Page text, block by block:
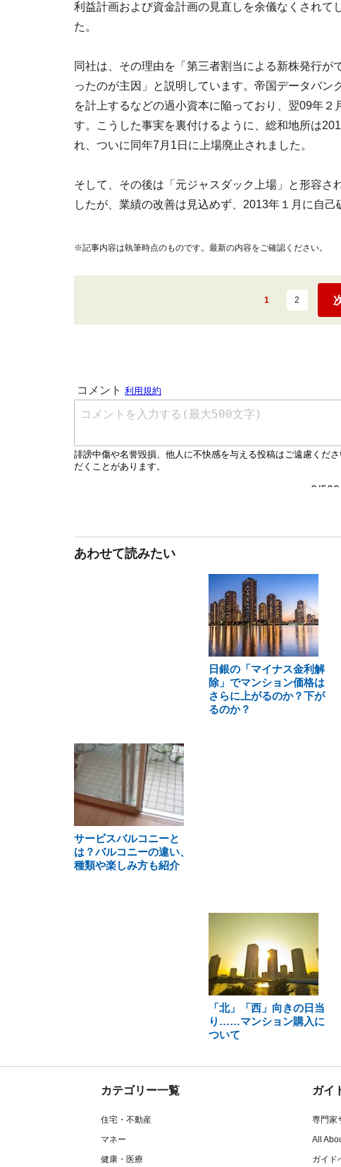
利益計画および資金計画の見直しを余儀なくされて
た。
同社は、その理由を「第三者割当による新株発行
ったのが主因」と説明しています。帝国データバ
を計上するなどの過小資本に陥っており、翌09年
す。こうした事実を裏付けるように、総和地所は
れ、ついに同年7月1日に上場廃止されました。
そして、その後は「元ジャスダック上場」と形容さ
したが、業績の改善は見込めず、2013年１月に自己
※記事内容は執筆時点のものです。最新の内容をご確認ください。
1 2
あわせて読みたい
日銀の「マイナス金利解
除」でマンション価格は
さらに上がるのか？下が
るのか？
サービスバルコニーと
は？バルコニーの違い、
種類や楽しみ方も紹介
「北」「西」向きの日当
り……マンション購入に
ついて
カテゴリー一覧
住宅・不動産
マネー
健康・医療
ガイ
専門家
All
ガイド